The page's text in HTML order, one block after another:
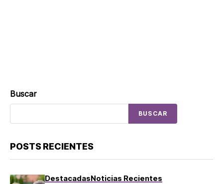
Buscar
BUSCAR
POSTS RECIENTES
DestacadasNoticias Recientes